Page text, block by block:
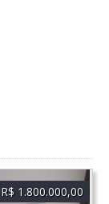
R$ 1.800.000,00